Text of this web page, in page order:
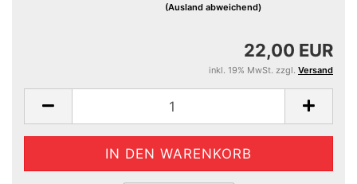
(Ausland abweichend)
22,00 EUR
inkl. 19% MwSt. zzgl. Versand